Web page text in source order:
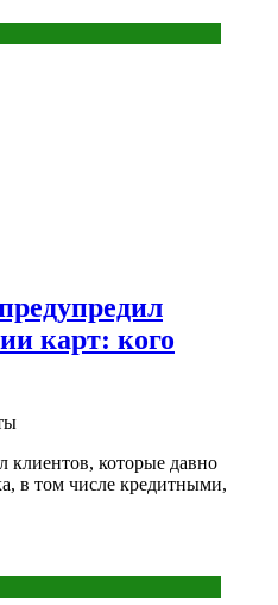
карт: кого
клиентов, которые давно
в том числе кредитными,